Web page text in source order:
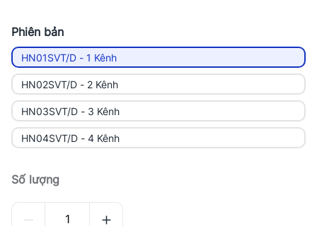
Phiên bản
HN01SVT/D - 1 Kênh
HN02SVT/D - 2 Kênh
HN03SVT/D - 3 Kênh
HN04SVT/D - 4 Kênh
Số lượng